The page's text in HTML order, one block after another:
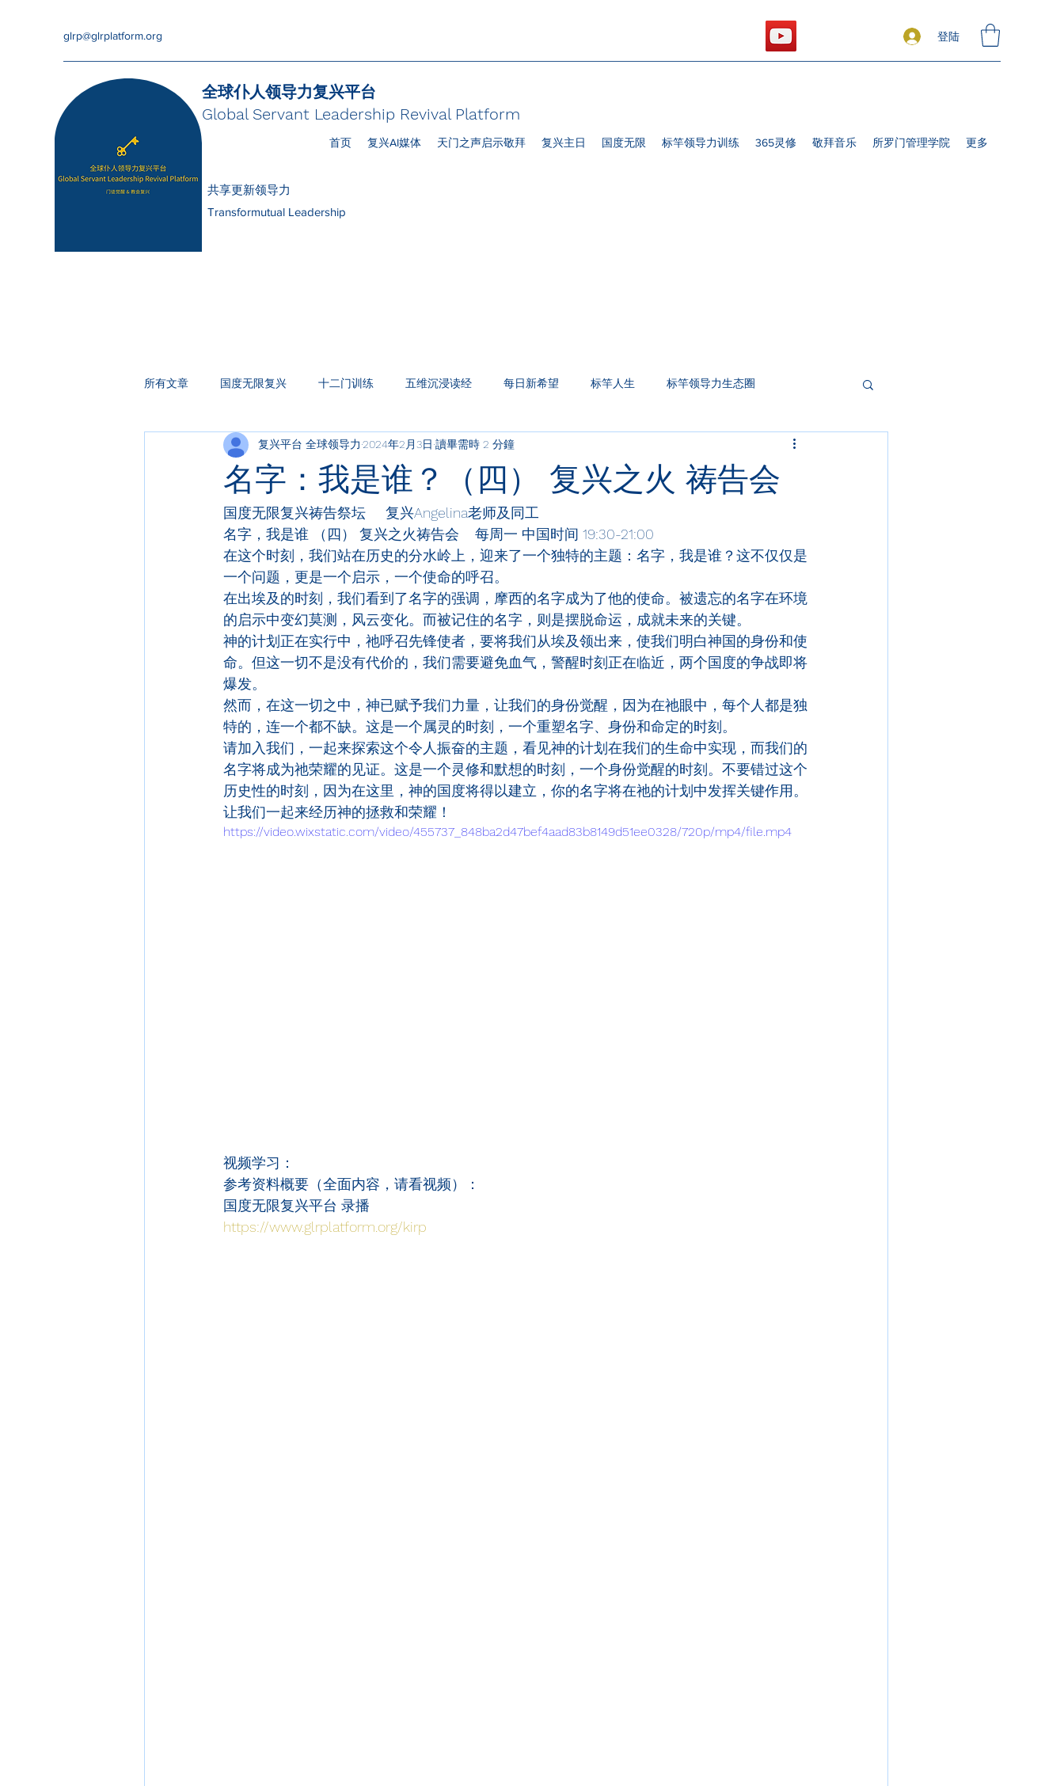
glrp@glrplatform.org 登陆
全球仆人领导力复兴平台
Global Servant Leadership Revival Platform
共享更新领导力
Transformutual Leadership
首页 复兴AI媒体 天门之声启示敬拜 复兴主日 国度无限 标竿领导力训练 365灵修 敬拜音乐 所罗门管理学院 更多
所有文章 国度无限复兴 十二门训练 五维沉浸读经 每日新希望 标竿人生 标竿领导力生态圈
HAKA复兴祷告 领袖训练 圣经财务观 一生之久
名字：我是谁？（四） 复兴之火 祷告会
复兴平台 全球领导力 2024年2月3日 讀畢需時 2 分鐘
国度无限复兴祷告祭坛     复兴Angelina老师及同工
名字，我是谁 （四） 复兴之火祷告会    每周一 中国时间 19:30-21:00
在这个时刻，我们站在历史的分水岭上，迎来了一个独特的主题：名字，我是谁？这不仅仅是
一个问题，更是一个启示，一个使命的呼召。
在出埃及的时刻，我们看到了名字的强调，摩西的名字成为了他的使命。被遗忘的名字在环境
的启示中变幻莫测，风云变化。而被记住的名字，则是摆脱命运，成就未来的关键。
神的计划正在实行中，祂呼召先锋使者，要将我们从埃及领出来，使我们明白神国的身份和使
命。但这一切不是没有代价的，我们需要避免血气，警醒时刻正在临近，两个国度的争战即将
爆发。
然而，在这一切之中，神已赋予我们力量，让我们的身份觉醒，因为在祂眼中，每个人都是独
特的，连一个都不缺。这是一个属灵的时刻，一个重塑名字、身份和命定的时刻。
请加入我们，一起来探索这个令人振奋的主题，看见神的计划在我们的生命中实现，而我们的
名字将成为祂荣耀的见证。这是一个灵修和默想的时刻，一个身份觉醒的时刻。不要错过这个
历史性的时刻，因为在这里，神的国度将得以建立，你的名字将在祂的计划中发挥关键作用。
让我们一起来经历神的拯救和荣耀！
https://video.wixstatic.com/video/455737_848ba2d47bef4aad83b8149d51ee0328/720p/mp4/file.mp4
视频学习：
参考资料概要（全面内容，请看视频）：
国度无限复兴平台 录播
https://www.glrplatform.org/kirp